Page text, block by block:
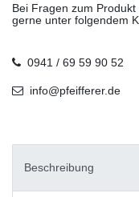
Bei Fragen zum
gerne unter folgendem
0941 / 69 59 90 52
info@pfeifferer.de
Beschreibung